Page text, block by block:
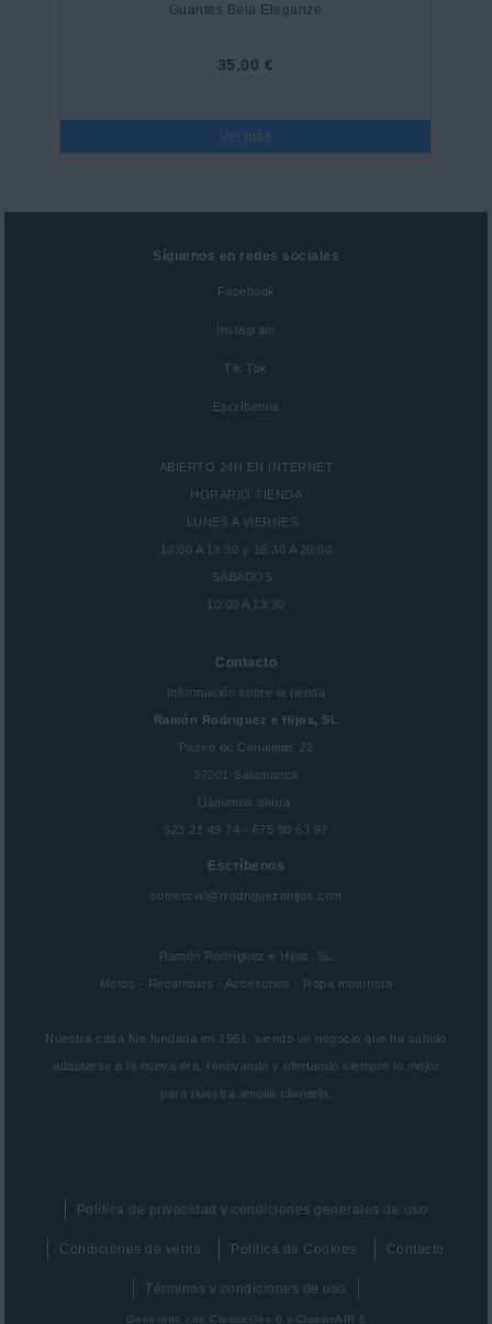
Guantes Bela Eleganze
35,00 €
Ver más
Síguenos en redes sociales
Facebook
Instagram
Tik Tok
Escríbenos
ABIERTO 24H EN INTERNET
HORARIO TIENDA
LUNES A VIERNES :
10:00 A 13:30 y 16:30 A 20:00
SÁBADOS :
10:00 A 13:30
Contacto
Información sobre la tienda
Ramón Rodriguez e Hijos, SL
Paseo de Canalejas 22
37001-Salamanca
Llámenos ahora:
923 21 49 74 - 675 90 63 97
Escríbenos
comercial@rrodriguezehijos.com
Ramón Rodríguez e Hijos, SL
Motos - Recambios - Accesorios - Ropa motorista
Nuestra casa fue fundada en 1951, siendo un negocio que ha sabido
adaptarse a la nueva era, renovando y ofertando siempre lo mejor
para nuestra amplia clientela.
Política de privacidad y condiciones generales de uso
Condiciones de venta Política de Cookies Contacto
Términos y condiciones de uso
Generado con ClassicGes 6 y ClassicAIR 6